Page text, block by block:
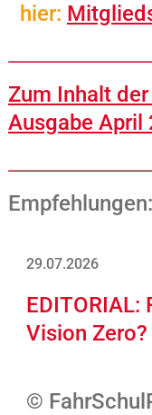
hier:
Zum Inhalt
Ausgabe April
Empfehlungen:
29.07.2026
EDITORIAL:
Vision Zero?
©